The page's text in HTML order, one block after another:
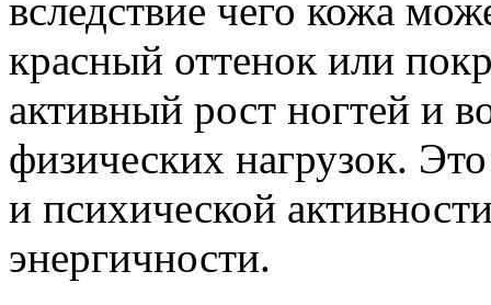
вследствие чего кожа
красный оттенок или
активный рост ногтей и
физических нагрузок.
и психической
энергичности.